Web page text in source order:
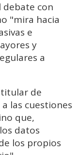
debate con
"mira hacia
e
y
a
titular de
las cuestiones
que,
datos
los propios